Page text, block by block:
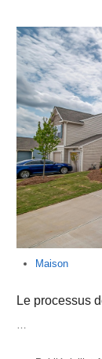
Maison
Le processus